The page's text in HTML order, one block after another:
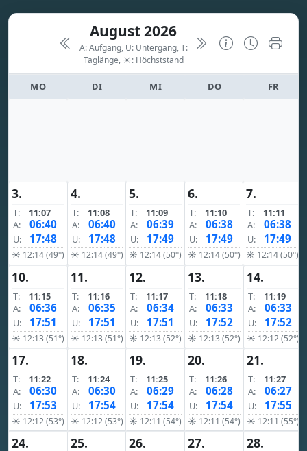
August 2026
A: Aufgang, U: Untergang, T:
Taglänge, ☀: Höchststand
MO DI MI DO FR
3.
T:
11:07
A:
06:40
U: 17:48
☀ 12:14 (49°)
4.
T:
11:08
A:
06:40
U: 17:48
☀ 12:14 (49°)
5.
T:
11:09
A:
06:39
U: 17:49
☀ 12:14 (50°)
6.
T:
11:10
A:
06:38
U: 17:49
☀ 12:14 (50°)
7.
T:
11:11
A:
06:38
U: 17:49
☀ 12:14 (50°)
10.
T:
11:15
A:
06:36
U: 17:51
☀ 12:13 (51°)
11.
T:
11:16
A:
06:35
U: 17:51
☀ 12:13 (51°)
12.
T:
11:17
A:
06:34
U: 17:51
☀ 12:13 (52°)
13.
T:
11:18
A:
06:33
U: 17:52
☀ 12:13 (52°)
14.
T:
11:19
A:
06:33
U: 17:52
☀ 12:12 (52°)
17.
T:
11:22
A:
06:30
U: 17:53
☀ 12:12 (53°)
18.
T:
11:24
A:
06:30
U: 17:54
☀ 12:12 (53°)
19.
T:
11:25
A:
06:29
U: 17:54
☀ 12:11 (54°)
20.
T:
11:26
A:
06:28
U: 17:54
☀ 12:11 (54°)
21.
T:
11:27
A:
06:27
U: 17:55
☀ 12:11 (55°)
24. 25. 26. 27. 28.